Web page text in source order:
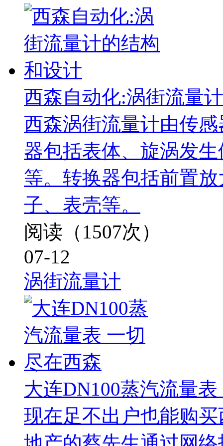
西森自动化:涡街流量
西森涡街流量计由传
器包括表体、旋涡发
等。转换器包括前置
子、表壳等。
阅读（1507次）
07-12
涡街流量计
大连DN100蒸汽流量
现在足不出户也能购